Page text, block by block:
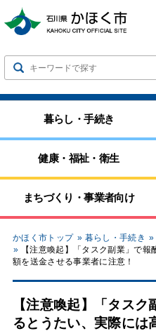
します
暮らし・手続き
健康・福祉・衛生
まちづくり・事業者向け
かほく市トップ 暮らし・手続き
【注意喚起】「タスク副業」で
額を送金させる事業者に注意！
【注意喚起】「タス
るとうたい、実際には